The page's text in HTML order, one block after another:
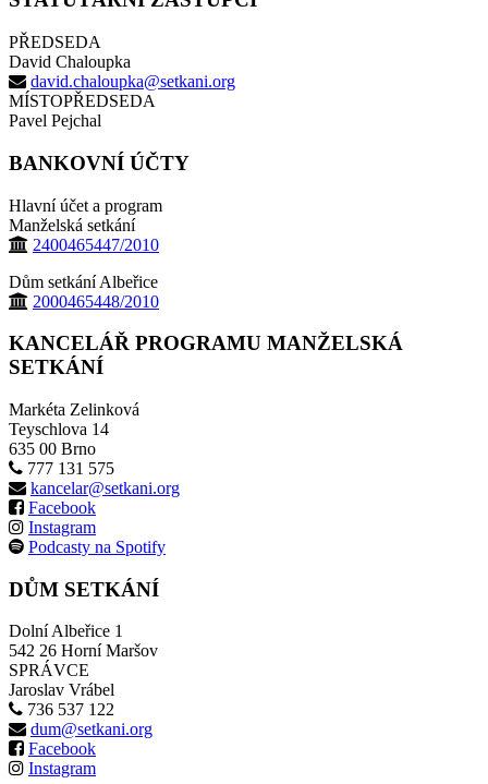
PŘEDSEDA
David Chaloupka
david.chaloupka@setkani.org
MÍSTOPŘEDSEDA
Pavel Pejchal
BANKOVNÍ ÚČTY
Hlavní účet a program
Manželská setkání
2400465447/2010
Dům setkání Albeřice
2000465448/2010
KANCELÁŘ PROGRAMU MANŽELSKÁ
SETKÁNÍ
Markéta Zelinková
Teyschlova 14
635 00 Brno
777 131 575
kancelar@setkani.org
Facebook
Instagram
Podcasty na Spotify
DŮM SETKÁNÍ
Dolní Albeřice 1
542 26 Horní Maršov
SPRÁVCE
Jaroslav Vrábel
736 537 122
dum@setkani.org
Facebook
Instagram